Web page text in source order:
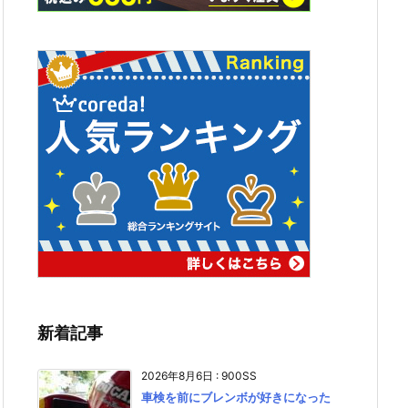
新着記事
2026年8月6日 : 900SS
車検を前にブレンボが好きになった